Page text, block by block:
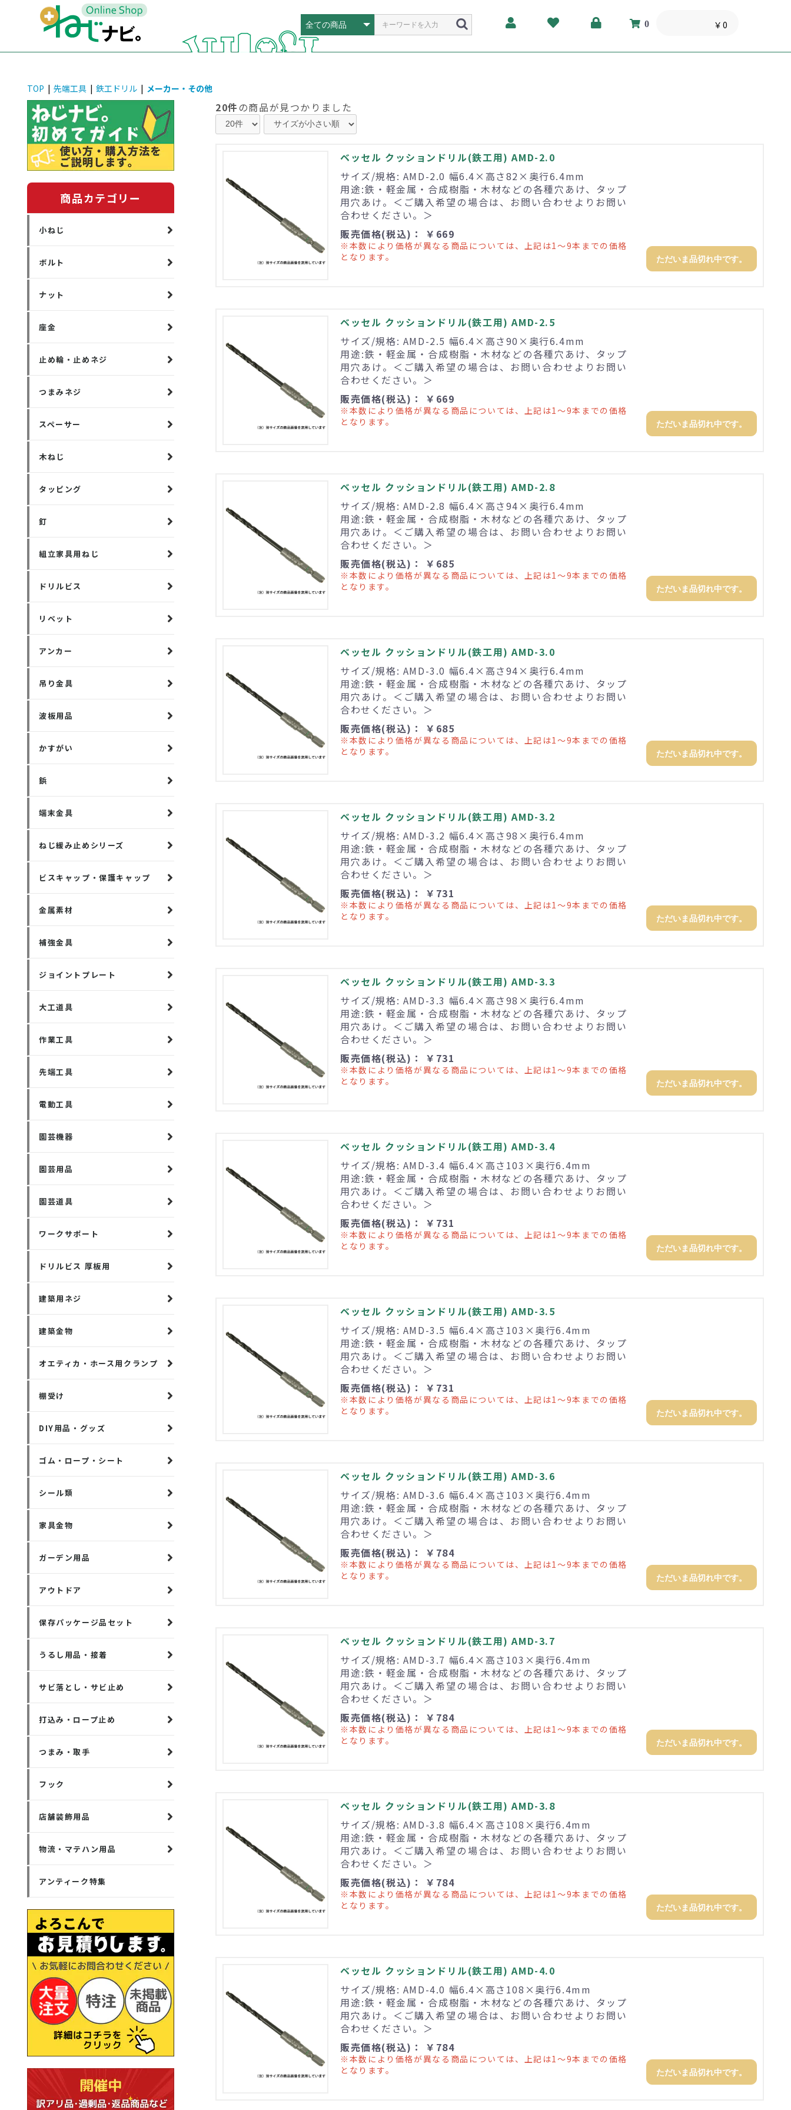
0 ￥0
TOP | 先端工具 | 鉄工ドリル | メーカー・その他
商品カテゴリー
小ねじ
ボルト
ナット
座金
止め輪・止めネジ
つまみネジ
スペーサー
木ねじ
タッピング
釘
組立家具用ねじ
ドリルビス
リベット
アンカー
吊り金具
波板用品
かすがい
鋲
端末金具
ねじ緩み止めシリーズ
ビスキャップ・保護キャップ
金属素材
補強金具
ジョイントプレート
大工道具
作業工具
先端工具
電動工具
園芸機器
園芸用品
園芸道具
ワークサポート
ドリルビス 厚板用
建築用ネジ
建築金物
オエティカ・ホース用クランプ
棚受け
DIY用品・グッズ
ゴム・ロープ・シート
シール類
家具金物
ガーデン用品
アウトドア
保存パッケージ品セット
うるし用品・接着
サビ落とし・サビ止め
打込み・ロープ止め
つまみ・取手
フック
店舗装飾用品
物流・マテハン用品
アンティーク特集
20件 の商品が見つかりました
ベッセル クッションドリル(鉄工用) AMD-2.0
サイズ/規格: AMD-2.0 幅6.4×高さ82×奥行6.4mm
用途:鉄・軽金属・合成樹脂・木材などの各種穴あけ、タップ
用穴あけ。＜ご購入希望の場合は、お問い合わせよりお問い
合わせください。＞
販売価格(税込)： ￥669
※本数により価格が異なる商品については、上記は1～9本までの価格
となります。
ただいま品切れ中です。
ベッセル クッションドリル(鉄工用) AMD-2.5
サイズ/規格: AMD-2.5 幅6.4×高さ90×奥行6.4mm
用途:鉄・軽金属・合成樹脂・木材などの各種穴あけ、タップ
用穴あけ。＜ご購入希望の場合は、お問い合わせよりお問い
合わせください。＞
販売価格(税込)： ￥669
※本数により価格が異なる商品については、上記は1～9本までの価格
となります。
ただいま品切れ中です。
ベッセル クッションドリル(鉄工用) AMD-2.8
サイズ/規格: AMD-2.8 幅6.4×高さ94×奥行6.4mm
用途:鉄・軽金属・合成樹脂・木材などの各種穴あけ、タップ
用穴あけ。＜ご購入希望の場合は、お問い合わせよりお問い
合わせください。＞
販売価格(税込)： ￥685
※本数により価格が異なる商品については、上記は1～9本までの価格
となります。
ただいま品切れ中です。
ベッセル クッションドリル(鉄工用) AMD-3.0
サイズ/規格: AMD-3.0 幅6.4×高さ94×奥行6.4mm
用途:鉄・軽金属・合成樹脂・木材などの各種穴あけ、タップ
用穴あけ。＜ご購入希望の場合は、お問い合わせよりお問い
合わせください。＞
販売価格(税込)： ￥685
※本数により価格が異なる商品については、上記は1～9本までの価格
となります。
ただいま品切れ中です。
ベッセル クッションドリル(鉄工用) AMD-3.2
サイズ/規格: AMD-3.2 幅6.4×高さ98×奥行6.4mm
用途:鉄・軽金属・合成樹脂・木材などの各種穴あけ、タップ
用穴あけ。＜ご購入希望の場合は、お問い合わせよりお問い
合わせください。＞
販売価格(税込)： ￥731
※本数により価格が異なる商品については、上記は1～9本までの価格
となります。
ただいま品切れ中です。
ベッセル クッションドリル(鉄工用) AMD-3.3
サイズ/規格: AMD-3.3 幅6.4×高さ98×奥行6.4mm
用途:鉄・軽金属・合成樹脂・木材などの各種穴あけ、タップ
用穴あけ。＜ご購入希望の場合は、お問い合わせよりお問い
合わせください。＞
販売価格(税込)： ￥731
※本数により価格が異なる商品については、上記は1～9本までの価格
となります。
ただいま品切れ中です。
ベッセル クッションドリル(鉄工用) AMD-3.4
サイズ/規格: AMD-3.4 幅6.4×高さ103×奥行6.4mm
用途:鉄・軽金属・合成樹脂・木材などの各種穴あけ、タップ
用穴あけ。＜ご購入希望の場合は、お問い合わせよりお問い
合わせください。＞
販売価格(税込)： ￥731
※本数により価格が異なる商品については、上記は1～9本までの価格
となります。
ただいま品切れ中です。
ベッセル クッションドリル(鉄工用) AMD-3.5
サイズ/規格: AMD-3.5 幅6.4×高さ103×奥行6.4mm
用途:鉄・軽金属・合成樹脂・木材などの各種穴あけ、タップ
用穴あけ。＜ご購入希望の場合は、お問い合わせよりお問い
合わせください。＞
販売価格(税込)： ￥731
※本数により価格が異なる商品については、上記は1～9本までの価格
となります。
ただいま品切れ中です。
ベッセル クッションドリル(鉄工用) AMD-3.6
サイズ/規格: AMD-3.6 幅6.4×高さ103×奥行6.4mm
用途:鉄・軽金属・合成樹脂・木材などの各種穴あけ、タップ
用穴あけ。＜ご購入希望の場合は、お問い合わせよりお問い
合わせください。＞
販売価格(税込)： ￥784
※本数により価格が異なる商品については、上記は1～9本までの価格
となります。
ただいま品切れ中です。
ベッセル クッションドリル(鉄工用) AMD-3.7
サイズ/規格: AMD-3.7 幅6.4×高さ103×奥行6.4mm
用途:鉄・軽金属・合成樹脂・木材などの各種穴あけ、タップ
用穴あけ。＜ご購入希望の場合は、お問い合わせよりお問い
合わせください。＞
販売価格(税込)： ￥784
※本数により価格が異なる商品については、上記は1～9本までの価格
となります。
ただいま品切れ中です。
ベッセル クッションドリル(鉄工用) AMD-3.8
サイズ/規格: AMD-3.8 幅6.4×高さ108×奥行6.4mm
用途:鉄・軽金属・合成樹脂・木材などの各種穴あけ、タップ
用穴あけ。＜ご購入希望の場合は、お問い合わせよりお問い
合わせください。＞
販売価格(税込)： ￥784
※本数により価格が異なる商品については、上記は1～9本までの価格
となります。
ただいま品切れ中です。
ベッセル クッションドリル(鉄工用) AMD-4.0
サイズ/規格: AMD-4.0 幅6.4×高さ108×奥行6.4mm
用途:鉄・軽金属・合成樹脂・木材などの各種穴あけ、タップ
用穴あけ。＜ご購入希望の場合は、お問い合わせよりお問い
合わせください。＞
販売価格(税込)： ￥784
※本数により価格が異なる商品については、上記は1～9本までの価格
となります。
ただいま品切れ中です。